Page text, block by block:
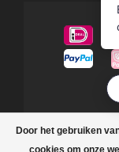
Door het gebruiken
cookies om onze